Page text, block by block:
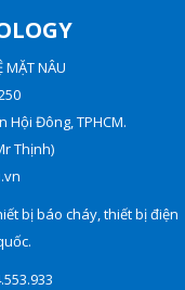
MẶT NÂU
Hội Đông, TPHCM.
Thịnh)
bị báo cháy, thiết bị điện